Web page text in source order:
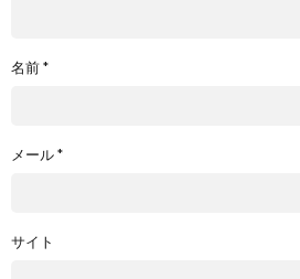
名前*
メール*
サイト